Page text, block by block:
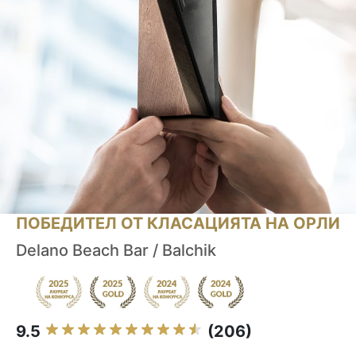
ПОБЕДИТЕЛ ОТ КЛАСАЦИЯТА НА ОРЛИ
Delano Beach Bar / Balchik
9.5 (206)